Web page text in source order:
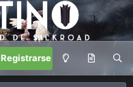
Registrarse